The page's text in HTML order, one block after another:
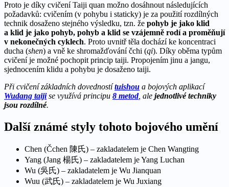
Proto je díky cvičení Taiji quan možno dosáhnout následujících
požadavků: cvičením (v pohybu i staticky) je za použití rozdílných
technik dosaženo stejného výsledku, tzn. že pohyb je jako klid
a klid je jako pohyb, pohyb a klid se vzájemně rodí a proměňují
v nekonečných cyklech. Proto uvnitř těla dochází ke koncentraci
ducha (shen) a vně ke shromažďování čchi (qi). Díky oběma typům
cvičení je možné pochopit princip taiji. Propojením jinu a jangu,
sjednocením klidu a pohybu je dosaženo taiji.
Při cvičení základních dovednostítuishou a bojových aplikací
Wudang taijise využívá principu 8 metod, ale jednotlivé techniky
jsou rozdílné.
Další známé styly tohoto bojového umění
Chen (Čchen 陳氏) – zakladatelem je Chen Wangting
Yang (Jang 楊氏) – zakladatelem je Yang Luchan
Wu (吳氏) – zakladatelem je Wu Jianquan
Wuu (武氏) – zakladatelem je Wu Juxiang